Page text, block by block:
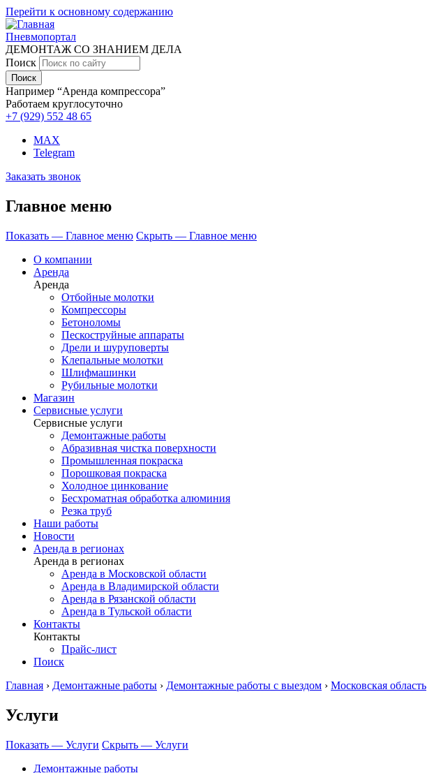
Перейти к основному содержанию
Пневмопортал
ДЕМОНТАЖ СО ЗНАНИЕМ ДЕЛА
Поиск
Например “Аренда компрессора”
Работаем круглосуточно
+7 (929) 552 48 65
MAX
Telegram
Заказать звонок
Главное меню
Показать — Главное меню Скрыть — Главное меню
О компании
Аренда
Аренда
Отбойные молотки
Компрессоры
Бетоноломы
Пескоструйные аппараты
Дрели и шуруповерты
Клепальные молотки
Шлифмашинки
Рубильные молотки
Магазин
Сервисные услуги
Сервисные услуги
Демонтажные работы
Абразивная чистка поверхности
Промышленная покраска
Порошковая покраска
Холодное цинкование
Бесхроматная обработка алюминия
Резка труб
Наши работы
Новости
Аренда в регионах
Аренда в регионах
Аренда в Московской области
Аренда в Владимирской области
Аренда в Рязанской области
Аренда в Тульской области
Контакты
Контакты
Прайс-лист
Поиск
Главная › Демонтажные работы › Демонтажные работы с выездом › Московская область
Услуги
Показать — Услуги Скрыть — Услуги
Демонтажные работы